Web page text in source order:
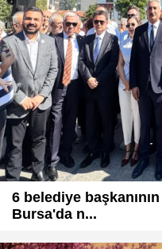
6 belediye
Bursa'da n...